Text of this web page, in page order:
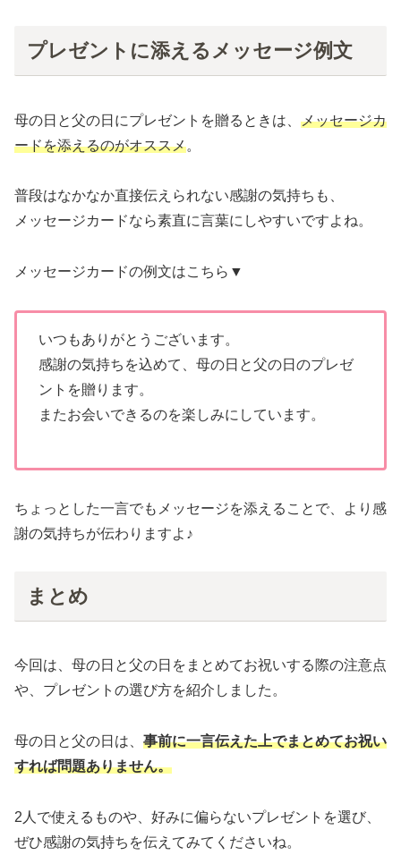
プレゼントに添えるメッセージ例文
母の日と父の日にプレゼントを贈るときは、 メッセージカ
ードを添えるのがオススメ。
普段はなかなか直接伝えられない感謝の気持ちも、
メッセージカードなら素直に言葉にしやすいですよね。
メッセージカードの例文はこちら▼
いつもありがとうございます。
感謝の気持ちを込めて、母の日と父の日のプレゼ
ントを贈ります。
またお会いできるのを楽しみにしています。
ちょっとした一言でもメッセージを添えることで、より感
謝の気持ちが伝わりますよ♪
まとめ
今回は、母の日と父の日をまとめてお祝いする際の注意点
や、プレゼントの選び方を紹介しました。
母の日と父の日は、 事前に一言伝えた上でまとめてお祝い
すれば問題ありません。
2人で使えるものや、好みに偏らないプレゼントを選び、
ぜひ感謝の気持ちを伝えてみてくださいね。